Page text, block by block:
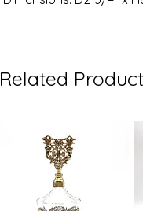
Related